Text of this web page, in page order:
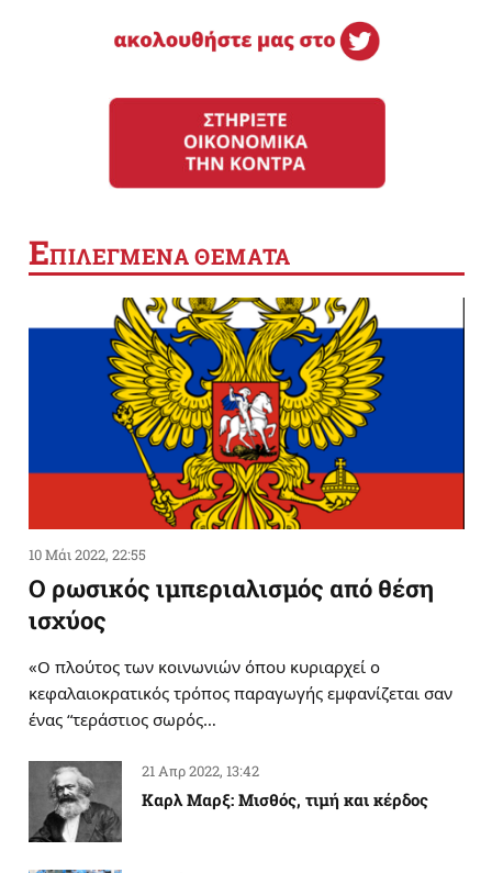
ΕΠΙΛΕΓΜΕΝΑ ΘΕΜΑΤΑ
10 Μάι 2022, 22:55
Ο ρωσικός ιμπεριαλισμός από θέση
ισχύος
«Ο πλούτος των κοινωνιών όπου κυριαρχεί ο
κεφαλαιοκρατικός τρόπος παραγωγής εμφανίζεται σαν
ένας “τεράστιος σωρός…
21 Απρ 2022, 13:42
Καρλ Μαρξ: Μισθός, τιμή και κέρδος